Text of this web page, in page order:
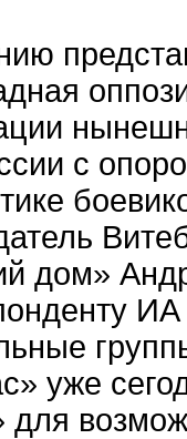
с
дом»
уже
для